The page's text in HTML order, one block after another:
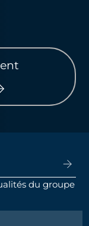
du groupe